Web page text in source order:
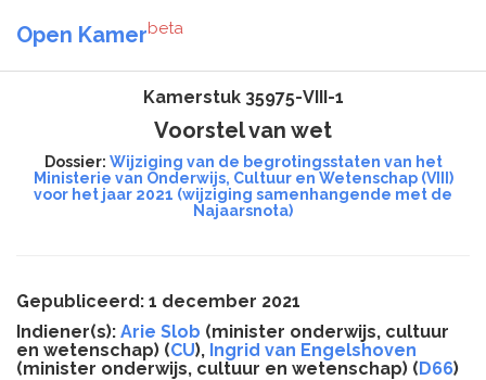
Open Kamerbeta
Kamerstuk 35975-VIII-1
Voorstel van wet
Dossier: Wijziging van de begrotingsstaten van het
Ministerie van Onderwijs, Cultuur en Wetenschap (VIII)
voor het jaar 2021 (wijziging samenhangende met de
Najaarsnota)
Gepubliceerd: 1 december 2021
Indiener(s): Arie Slob (minister onderwijs, cultuur
en wetenschap) (CU), Ingrid van Engelshoven
(minister onderwijs, cultuur en wetenschap) (D66)